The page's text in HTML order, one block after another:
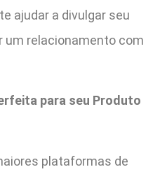
ajudar a divulgar seu
um relacionamento com
para seu Produto
plataformas de